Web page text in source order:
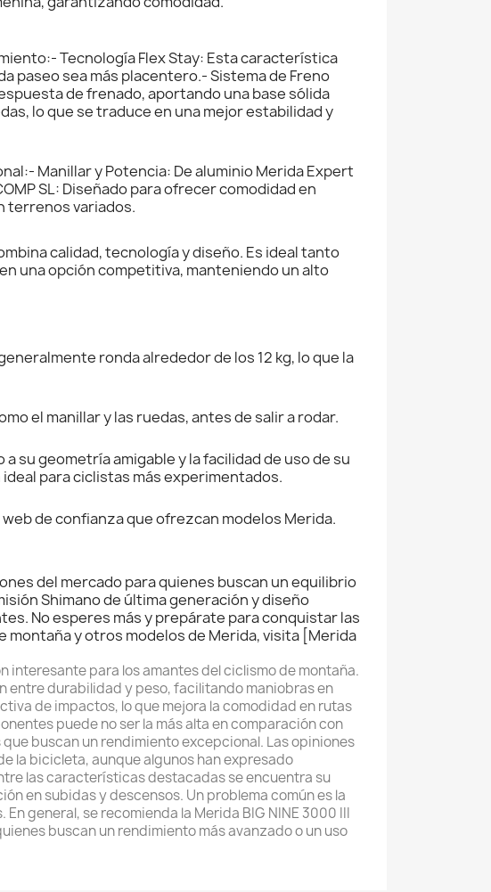
Tecnología Flex Stay: Esta característica
paseo sea más placentero.- Sistema de Freno
de frenado, aportando una base sólida
lo que se traduce en una mejor estabilidad y
Manillar y Potencia: De aluminio Merida Expert
SL: Diseñado para ofrecer comodidad en
terrenos variados.
calidad, tecnología y diseño. Es ideal tanto
una opción competitiva, manteniendo un alto
ronda alrededor de los 12 kg, lo que la
el manillar y las ruedas, antes de salir a rodar.
su geometría amigable y la facilidad de uso de su
para ciclistas más experimentados.
de confianza que ofrezcan modelos Merida.
del mercado para quienes buscan un equilibrio
Shimano de última generación y diseño
No esperes más y prepárate para conquistar las
y otros modelos de Merida, visita [Merida
interesante para los amantes del ciclismo de montaña.
entre durabilidad y peso, facilitando maniobras en
de impactos, lo que mejora la comodidad en rutas
puede no ser la más alta en comparación con
buscan un rendimiento excepcional. Las opiniones
la bicicleta, aunque algunos han expresado
las características destacadas se encuentra su
en subidas y descensos. Un problema común es la
general, se recomienda la Merida BIG NINE 3000 III
buscan un rendimiento más avanzado o un uso